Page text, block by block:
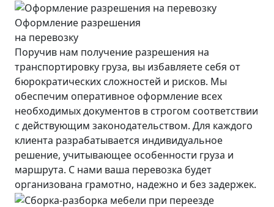
Оформление разрешения
на перевозку
Поручив нам получение разрешения на
транспортировку груза, вы избавляете себя от
бюрократических сложностей и рисков. Мы
обеспечим оперативное оформление всех
необходимых документов в строгом соответствии
с действующим законодательством. Для каждого
клиента разрабатывается индивидуальное
решение, учитывающее особенности груза и
маршрута. С нами ваша перевозка будет
организована грамотно, надежно и без задержек.